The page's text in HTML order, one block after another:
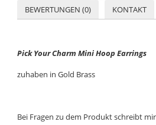
BEWERTUNGEN (0)
KONTAKT
Pick Your Charm Mini Hoop Earrings
zuhaben in Gold Brass
Bei Fragen zu dem Produkt schreibt